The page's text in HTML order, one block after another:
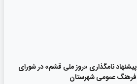
پیشنهاد نامگذاری «روز ملی قشم» در شورای
فرهنگ عمومی شهرستان